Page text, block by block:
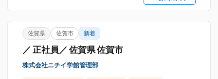
佐賀県 佐賀市 新着
／ 正社員／ 佐賀県 佐賀市
株式会社ニチイ学館管理部